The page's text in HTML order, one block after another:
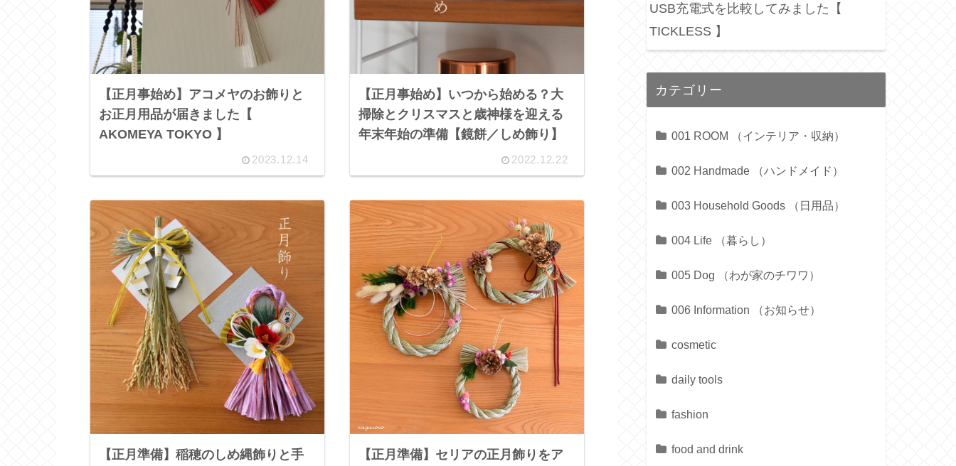
【正月事始め】アコメヤのお飾りと
お正月用品が届きました【
AKOMEYA TOKYO 】
2023.12.14
【正月事始め】いつから始める？大
掃除とクリスマスと歳神様を迎える
年末年始の準備【鏡餅／しめ飾り】
2022.12.22
【正月準備】稲穂のしめ縄飾りと手
【正月準備】セリアの正月飾りをア
USB充電式を比較してみました【
TICKLESS 】
カテゴリー
001 ROOM （インテリア・収納）
002 Handmade （ハンドメイド）
003 Household Goods （日用品）
004 Life （暮らし）
005 Dog （わが家のチワワ）
006 Information （お知らせ）
cosmetic
daily tools
fashion
food and drink